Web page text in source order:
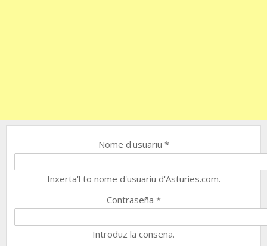
Nome d'usuariu *
Inxerta'l to nome d'usuariu d'Asturies.com.
Contraseña *
Introduz la conseña.